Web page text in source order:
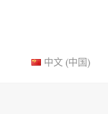
中文 (中国)